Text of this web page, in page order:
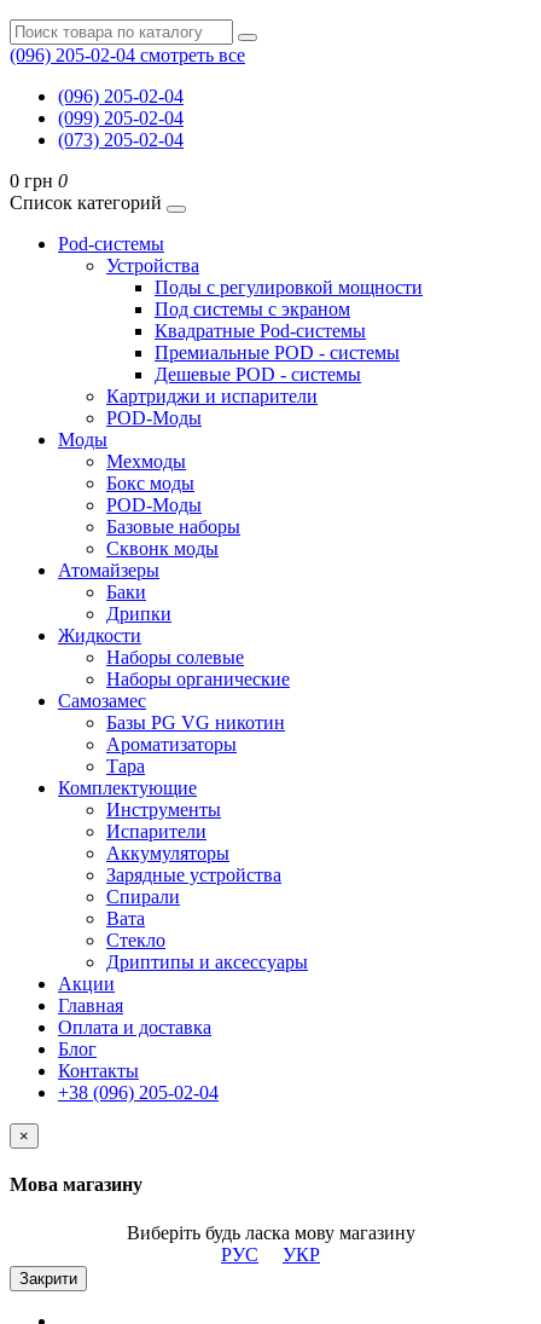
(096) 205-02-04 смотреть все
(096) 205-02-04
(099) 205-02-04
(073) 205-02-04
0 грн 0
Список категорий
Pod-системы
Устройства
Поды с регулировкой мощности
Под системы с экраном
Квадратные Pod-системы
Премиальные POD - системы
Дешевые POD - системы
Картриджи и испарители
POD-Моды
Моды
Мехмоды
Бокс моды
POD-Моды
Базовые наборы
Сквонк моды
Атомайзеры
Баки
Дрипки
Жидкости
Наборы солевые
Наборы органические
Самозамес
Базы PG VG никотин
Ароматизаторы
Тара
Комплектующие
Инструменты
Испарители
Аккумуляторы
Зарядные устройства
Спирали
Вата
Стекло
Дриптипы и аксессуары
Акции
Главная
Оплата и доставка
Блог
Контакты
+38 (096) 205-02-04
×
Мова магазину
Виберіть будь ласка мову магазину
РУС
УКР
Закрити